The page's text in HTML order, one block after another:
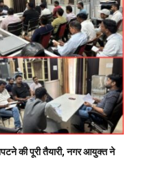
की पूरी तैयारी, नगर आयुक्त ने